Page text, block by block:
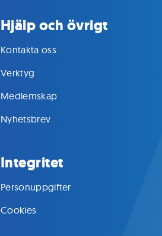
Hjälp och övrigt
Kontakta oss
Verktyg
Medlemskap
Nyhetsbrev
Integritet
Personuppgifter
Cookies